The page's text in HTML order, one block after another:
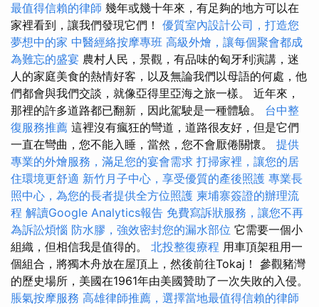
最值得信賴的律師 幾年或幾十年來，有足夠的地方可以在
家裡看到，讓我們發現它們！ 優質室內設計公司，打造您
夢想中的家 中醫經絡按摩專班 高級外燴，讓每個聚會都成
為難忘的盛宴 農村人民，景觀，有品味的匈牙利演講，迷
人的家庭美食的熱情好客，以及無論我們以母語的何處，他
們都會與我們交談，就像亞得里亞海之旅一樣。 近年來，
那裡的許多道路都已翻新，因此駕駛是一種體驗。 台中整
復服務推薦 這裡沒有瘋狂的彎道，道路很友好，但是它們
一直在彎曲，您不能入睡，當然，您不會厭倦關懷。 提供
專業的外燴服務，滿足您的宴會需求 打掃家裡，讓您的居
住環境更舒適 新竹月子中心，享受優質的產後照護 專業長
照中心，為您的長者提供全方位照護 柬埔寨簽證的辦理流
程 解讀Google Analytics報告 免費寫訴狀服務，讓您不再
為訴訟煩惱 防水膠，強效密封您的漏水部位 它需要一個小
組織，但相信我是值得的。 北投整復療程 用車頂架租用一
個組合，將獨木舟放在屋頂上，然後前往Tokaj！ 參觀豬灣
的歷史場所，美國在1961年由美國贊助了一次失敗的入侵。
脹氣按摩服務 高雄律師推薦，選擇當地最值得信賴的律師